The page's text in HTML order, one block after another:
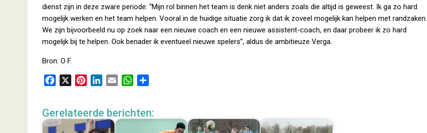
dienst zijn in deze zware periode: “Mijn rol binnen het team is denk niet anders zoals die altijd is geweest. Ik ga zo hard
mogelijk werken en het team helpen. Vooral in de huidige situatie zorg ik dat ik zoveel mogelijk kan helpen met randzaken.
We zijn bijvoorbeeld nu op zoek naar een nieuwe coach en een nieuwe assistent-coach, en daar probeer ik zo hard
mogelijk bij te helpen. Ook benader ik eventueel nieuwe spelers”, aldus de ambitieuze Verga.
Bron: O F.
e
b
t
e
k
e
i
W
t
e
Gerelateerde berichten: